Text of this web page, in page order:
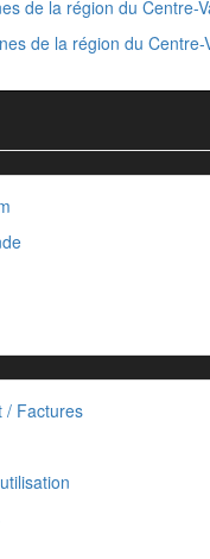
de la région du Centre-
de la région du Centre-
/ Factures